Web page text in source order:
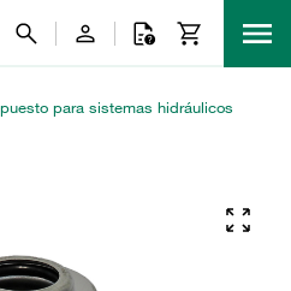
para sistemas hidráulicos